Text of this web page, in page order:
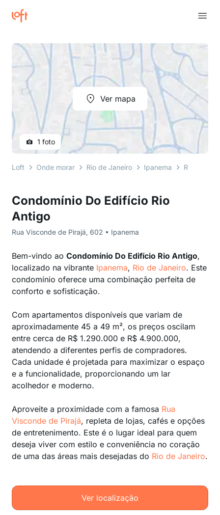
Condomínio Do Edifício Rio
Antigo
Rua Visconde de Pirajá, 602 • Ipanema
Bem-vindo ao Condomínio Do Edifício Rio Antigo,
localizado na vibrante Ipanema, Rio de Janeiro. Este
condomínio oferece uma combinação perfeita de
conforto e sofisticação.
Com apartamentos disponíveis que variam de
aproximadamente 45 a 49 m², os preços oscilam
entre cerca de R$ 1.290.000 e R$ 4.900.000,
atendendo a diferentes perfis de compradores.
Cada unidade é projetada para maximizar o espaço
e a funcionalidade, proporcionando um lar
acolhedor e moderno.
Aproveite a proximidade com a famosa Rua
Visconde de Pirajá, repleta de lojas, cafés e opções
de entretenimento. Este é o lugar ideal para quem
deseja viver com estilo e conveniência no coração
de uma das áreas mais desejadas do Rio de Janeiro.
Ver localização
Ver mapa
1 foto
Loft Onde morar Rio de Janeiro Ipanema Rua